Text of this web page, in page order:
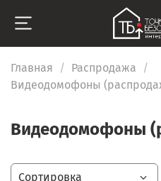
Главная
Распродажа
Видеодомофоны
Видеодомофоны